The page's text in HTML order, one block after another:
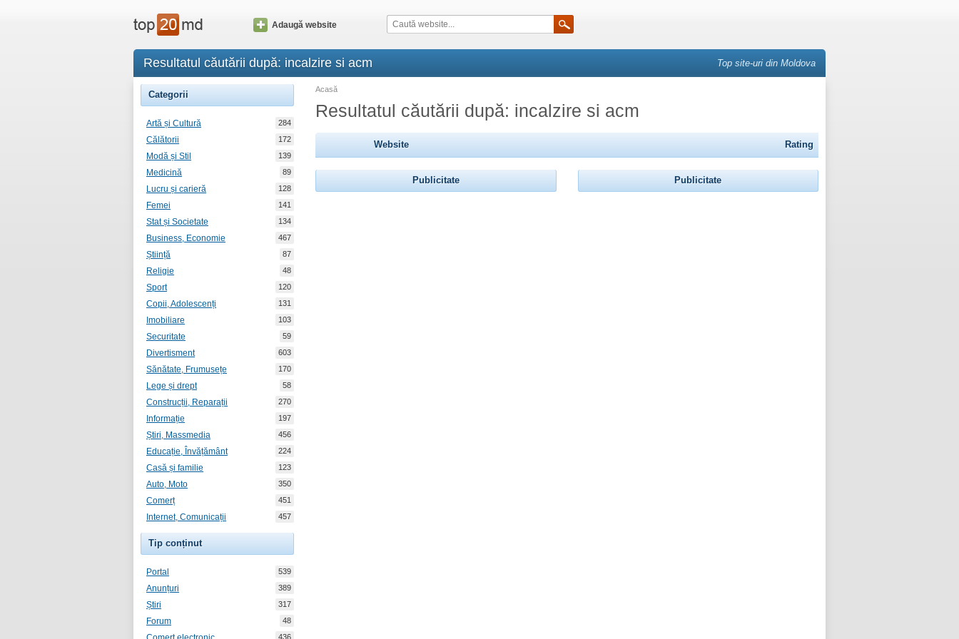
Adaugă website
Resultatul căutării după: incalzire si acm Top site-uri din Moldova
Categorii
Artă și Cultură 284
Călătorii 172
Modă și Stil 139
Medicină 89
Lucru și carieră 128
Femei 141
Stat și Societate 134
Business, Economie 467
Știință 87
Religie 48
Sport 120
Copii, Adolescenți 131
Imobiliare 103
Securitate 59
Divertisment 603
Sănătate, Frumusețe 170
Lege și drept 58
Construcții, Reparații 270
Informație 197
Știri, Massmedia 456
Educație, Învățământ 224
Casă și familie 123
Auto, Moto 350
Comerț 451
Internet, Comunicații 457
Tip conținut
Portal 539
Anunțuri 389
Știri 317
Forum 48
436
Acasă
Resultatul căutării după: incalzire si acm
Website Rating
Publicitate Publicitate